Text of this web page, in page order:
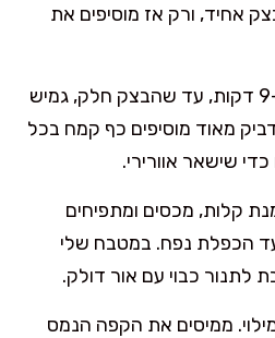
אחיד, ורק אז מוסיפים את
ממשיכים ללוש עוד 7–9 דקות, עד שהבצק חלק, גמיש
מאוד מוסיפים כף קמח בכל
שישאר אוורירי.
קלות, מכסים ומתפיחים
הכפלת נפח. במטבח שלי
לתנור כבוי עם אור דולק.
ממיסים את הקפה הנמס